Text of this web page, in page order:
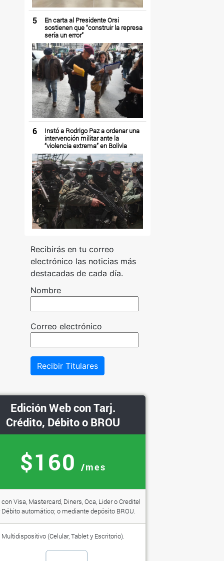
5
En carta al Presidente Orsi
sostienen que “construir la represa
sería un error”
6
Instó a Rodrigo Paz a ordenar una
intervención militar ante la
“violencia extrema” en Bolivia
Recibirás en tu correo
electrónico las noticias más
destacadas de cada día.
Nombre
Correo electrónico
Recibir Titulares
Edición Web con Tarj.
Crédito, Débito o BROU
$160 /mes
con Visa, Mastercard, Diners, Oca, Lider o Creditel
Débito automático; o mediante depósito BROU.
Multidispositivo (Celular, Tablet y Escritorio).